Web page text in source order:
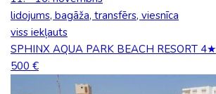
lidojums, bagāža, transfērs, viesnīca
viss iekļauts
SPHINX AQUA PARK BEACH RESORT 4★
500 €